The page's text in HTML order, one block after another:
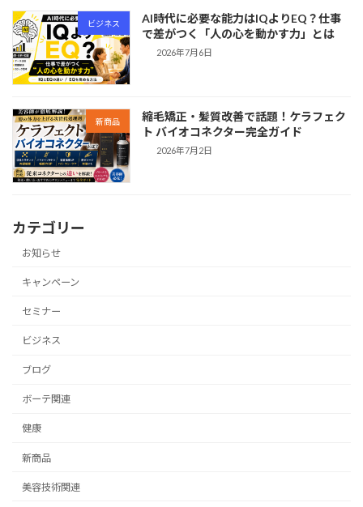
ビジネス
AI時代に必要な能力はIQよりEQ？仕事
で差がつく「人の心を動かす力」とは
2026年7月6日
新商品
縮毛矯正・髪質改善で話題！ケラフェク
ト バイオコネクター完全ガイド
2026年7月2日
カテゴリー
お知らせ
キャンペーン
セミナー
ビジネス
ブログ
ボーテ関連
健康
新商品
美容技術関連